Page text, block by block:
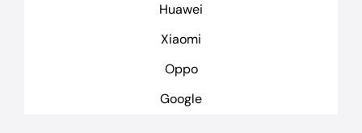
Huawei
Xiaomi
Oppo
Google